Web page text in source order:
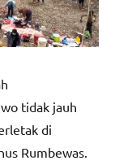
tidak jauh
di
Rumbewas.